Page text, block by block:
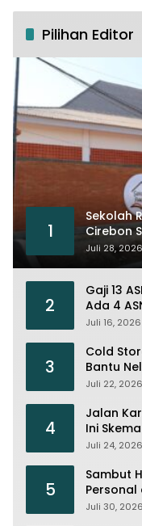
Pilihan Editor
1
Sekolah
Cirebon
House
Juli 28, 2026
2
Gaji 13
Ada 4
Juli 16, 2026
3
Cold
Bantu
Juli 22, 2026
4
Jalan
Ini
Juli 24, 2026
5
Sambut
Instalasi
Juli 30, 2026